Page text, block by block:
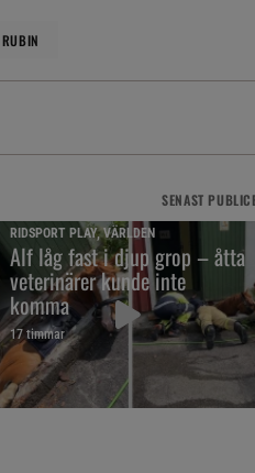
SENAST
RIDSPORT PLAY, VÄRLDEN
Alf låg fast i djup grop – åtta
veterinärer kunde inte
komma
17 timmar